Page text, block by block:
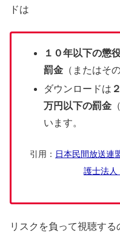
ドは
１０年以下の懲
罰金 （またはそ
ダウンロードは
万円以下の罰金
います。
引用： 日本民間放送連
護士法人
リスクを負って視聴す